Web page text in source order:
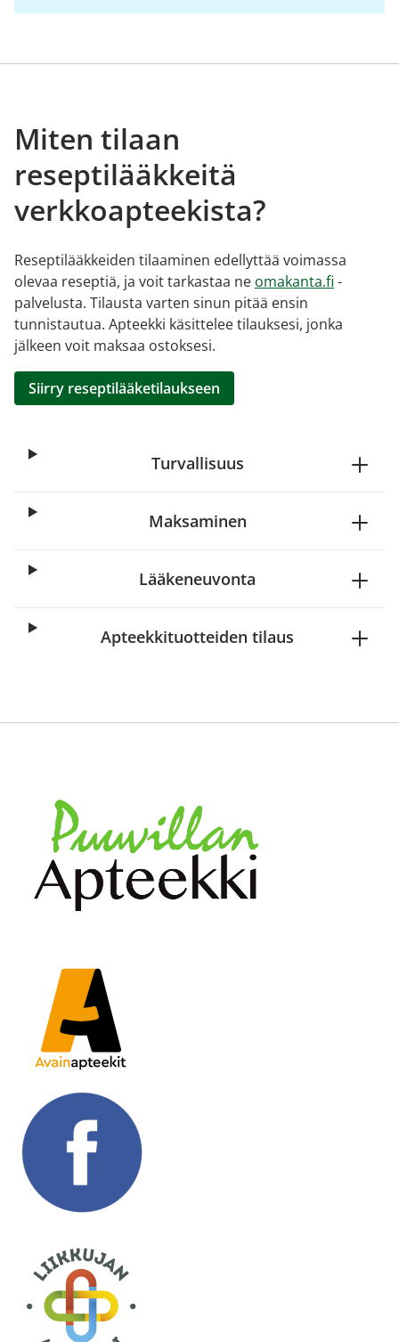
Miten tilaan
reseptilääkkeitä
verkkoapteekista?
Reseptilääkkeiden tilaaminen edellyttää voimassa
olevaa reseptiä, ja voit tarkastaa ne omakanta.fi -
palvelusta. Tilausta varten sinun pitää ensin
tunnistautua. Apteekki käsittelee tilauksesi, jonka
jälkeen voit maksaa ostoksesi.
Siirry reseptilääketilaukseen
Turvallisuus
Maksaminen
Lääkeneuvonta
Apteekkituotteiden tilaus